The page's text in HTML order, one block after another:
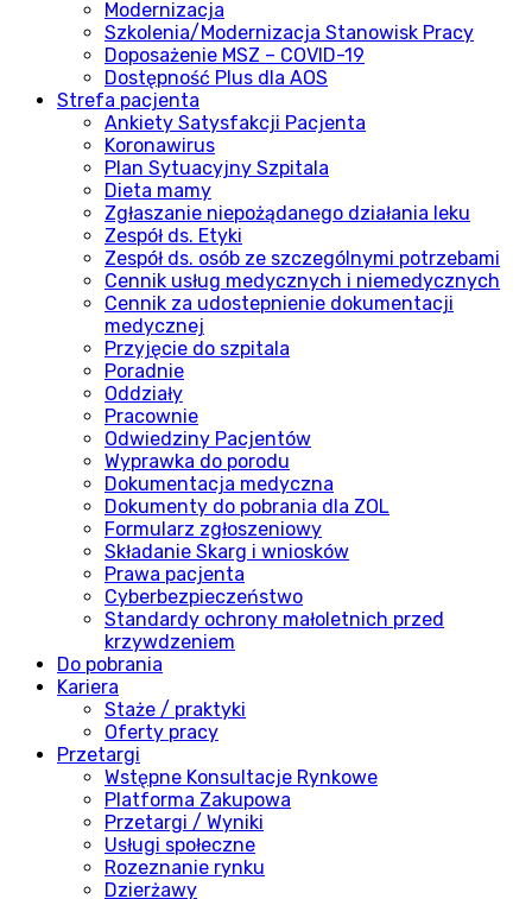
Modernizacja
Szkolenia/Modernizacja Stanowisk Pracy
Doposażenie MSZ – COVID-19
Dostępność Plus dla AOS
Strefa pacjenta
Ankiety Satysfakcji Pacjenta
Koronawirus
Plan Sytuacyjny Szpitala
Dieta mamy
Zgłaszanie niepożądanego działania leku
Zespół ds. Etyki
Zespół ds. osób ze szczególnymi potrzebami
Cennik usług medycznych i niemedycznych
Cennik za udostepnienie dokumentacji
medycznej
Przyjęcie do szpitala
Poradnie
Oddziały
Pracownie
Odwiedziny Pacjentów
Wyprawka do porodu
Dokumentacja medyczna
Dokumenty do pobrania dla ZOL
Formularz zgłoszeniowy
Składanie Skarg i wniosków
Prawa pacjenta
Cyberbezpieczeństwo
Standardy ochrony małoletnich przed
krzywdzeniem
Do pobrania
Kariera
Staże / praktyki
Oferty pracy
Przetargi
Wstępne Konsultacje Rynkowe
Platforma Zakupowa
Przetargi / Wyniki
Usługi społeczne
Rozeznanie rynku
Dzierżawy